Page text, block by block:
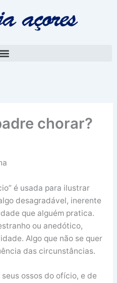
chorar?
é usada para ilustrar
desagradável, inerente
que alguém pratica.
ou anedótico,
Algo que não se quer
das circunstâncias.
ossos do ofício, e de